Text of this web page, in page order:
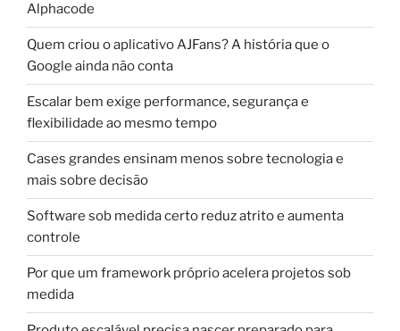
Alphacode
Quem criou o aplicativo AJFans? A história que o
Google ainda não conta
Escalar bem exige performance, segurança e
flexibilidade ao mesmo tempo
Cases grandes ensinam menos sobre tecnologia e
mais sobre decisão
Software sob medida certo reduz atrito e aumenta
controle
Por que um framework próprio acelera projetos sob
medida